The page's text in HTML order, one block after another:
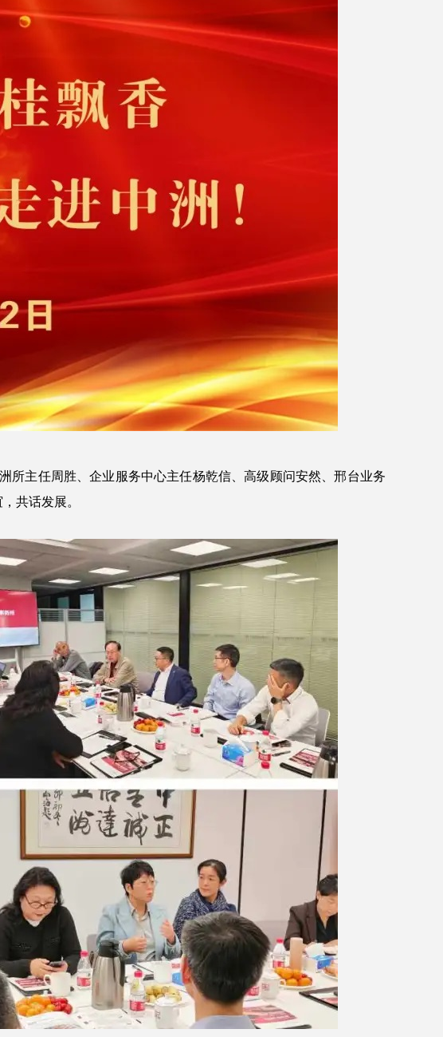
主任周胜、企业服务中心主任杨乾信、高级顾问安然、邢台业务
共话发展。